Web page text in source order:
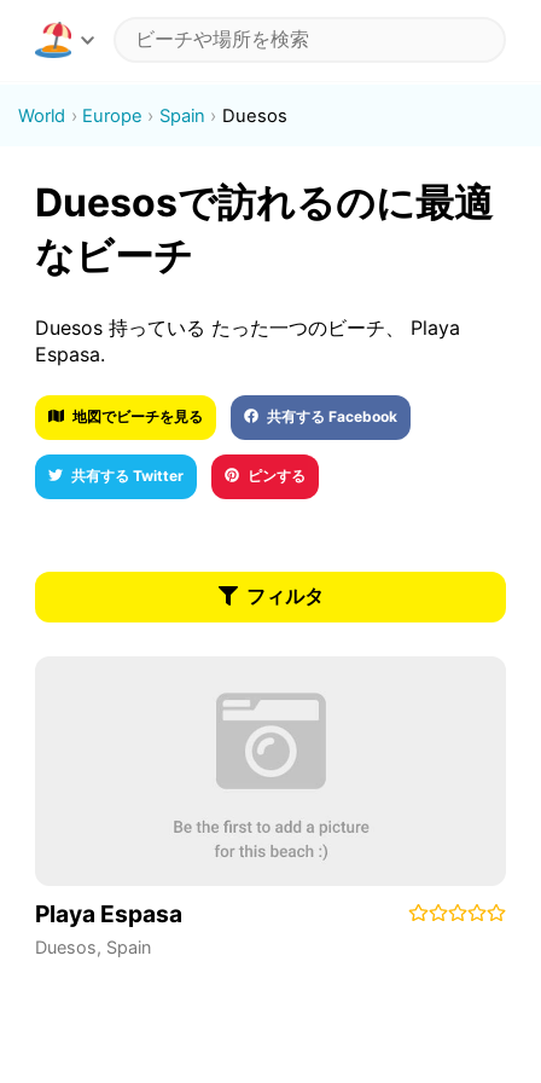
World Europe Spain Duesos
Duesosで訪れるのに最適
なビーチ
Duesos 持っている たった一つのビーチ、 Playa
Espasa.
地図でビーチを見る 共有する Facebook
共有する Twitter ピンする
フィルタ
Playa Espasa
Duesos, Spain